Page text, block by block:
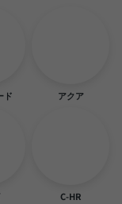
ド アクア
C-HR